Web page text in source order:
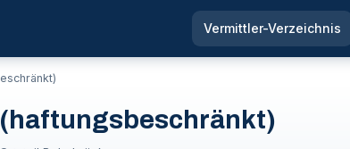
Vermittler-Verzeichnis
(haftungsbeschränkt)